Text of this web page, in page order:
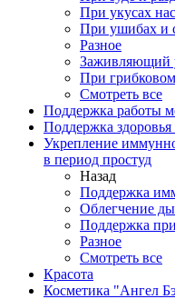
При укусах
При ушибах и
Разное
Заживляющий
При
Смотреть все
Поддержка работы
Поддержка
Укрепление
в период простуд
Назад
Поддержка
Облегчение
Поддержка
Разное
Смотреть все
Красота
Косметика "Ангел